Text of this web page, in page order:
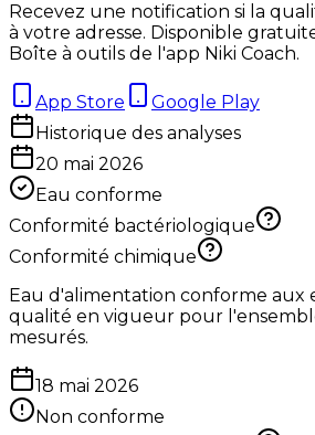
Recevez une notification si la
à votre adresse. Disponible
Boîte à outils de l'app Niki Coach.
App Store
Google Play
Historique des analyses
20 mai 2026
Eau conforme
Conformité bactériologique
Conformité chimique
Eau d'alimentation conforme aux
qualité en vigueur pour
mesurés.
18 mai 2026
Non conforme